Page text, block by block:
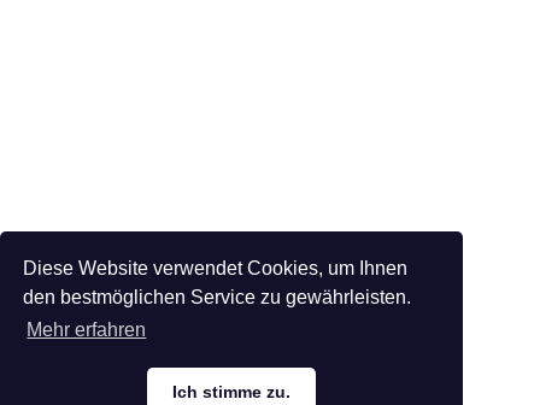
Diese Website verwendet Cookies, um Ihnen
den bestmöglichen Service zu gewährleisten.
Mehr erfahren
Ich stimme zu.